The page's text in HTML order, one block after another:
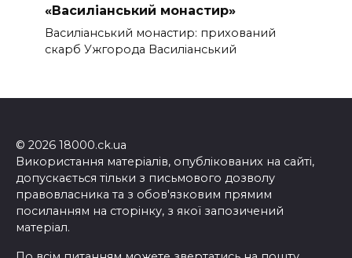
«Василіанський монастир»
Василіанський монастир: прихований
скарб Ужгорода Василіанський
© 2026 18000.ck.ua
Використання матеріалів, опублікованих на сайті,
допускається тільки з письмового дозволу
правовласника та з обов'язковим прямим
посиланням на сторінку, з якої запозичений
матеріал.